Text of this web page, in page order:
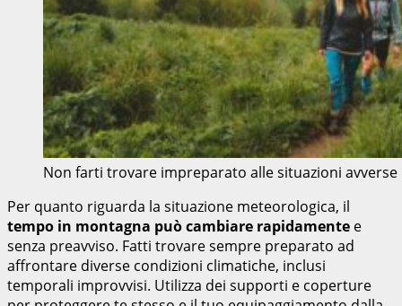
Non farti trovare impreparato alle situazioni
Per quanto riguarda la situazione meteorologica, il
tempo in montagna può cambiare rapidamente e
senza preavviso. Fatti trovare sempre preparato ad
affrontare diverse condizioni climatiche, inclusi
temporali improvvisi. Utilizza dei supporti e coperture